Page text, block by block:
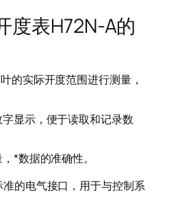
H72N-A的
的实际开度范围进行测量，
显示，便于读取和记录数
*数据的准确性。
的电气接口，用于与控制系